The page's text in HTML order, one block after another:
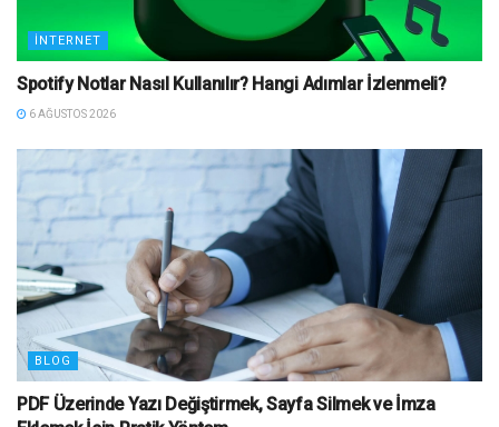
İNTERNET
Spotify Notlar Nasıl Kullanılır? Hangi Adımlar İzlenmeli?
6 AĞUSTOS 2026
BLOG
PDF Üzerinde Yazı Değiştirmek, Sayfa Silmek ve İmza